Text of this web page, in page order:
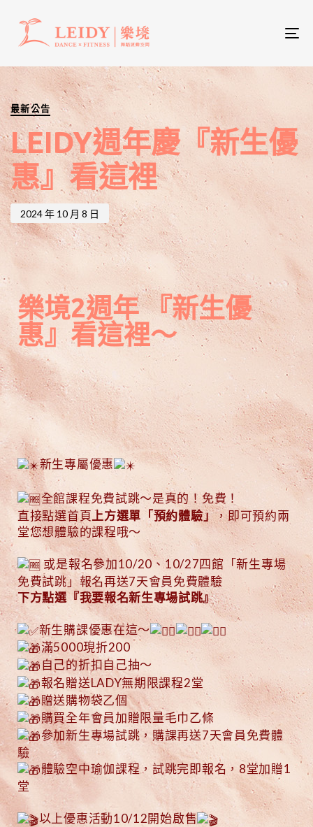
PUBLISHED
最新公告
LEIDY週年慶『新生優
惠』看這裡
Published
2024 年 10 月 8 日
樂境2週年 『新生優
惠』看這裡～
新生專屬優惠
全館課程免費試跳～是真的！免費！
直接點選首頁 上方選單「預約體驗」，即可預約兩
堂您想體驗的課程哦～
或是報名參加10/20、10/27四館「新生專場
免費試跳」報名再送7天會員免費體驗
下方點選『我要報名新生專場試跳』
新生購課優惠在這～
滿5000現折200
自己的折扣自己抽～
報名贈送LADY無期限課程2堂
贈送購物袋乙個
購買全年會員加贈限量毛巾乙條
參加新生專場試跳，購課再送7天會員免費體
驗
體驗空中瑜伽課程，試跳完即報名，8堂加贈1
堂
以上優惠活動10/12開始啟售